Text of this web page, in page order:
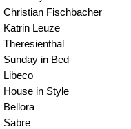
Christian Fischbacher
Katrin Leuze
Theresienthal
Sunday in Bed
Libeco
House in Style
Bellora
Sabre